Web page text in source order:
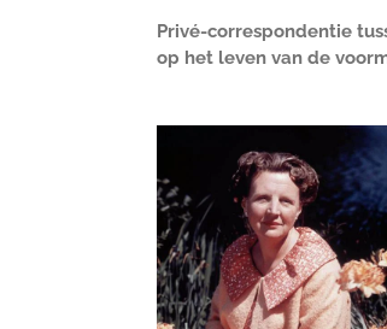
Privé-correspondentie
op het leven van de